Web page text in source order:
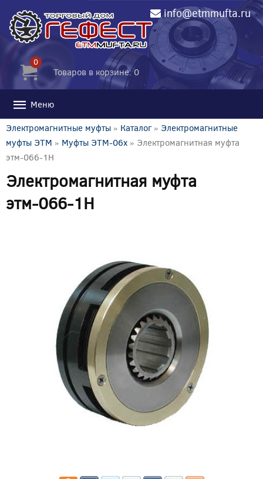
info@etmmufta.ru
0
Товаров в корзине: 0
Меню
Электромагнитные муфты » Каталог» Электромагнитные
муфты ЭТМ » Муфты ЭТМ-06x » Электромагнитная муфта
этм-066-1Н
Электромагнитная муфта
этм-066-1Н